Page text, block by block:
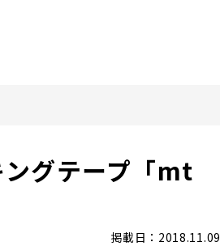
グテープ「mt
掲載日：2018.11.09